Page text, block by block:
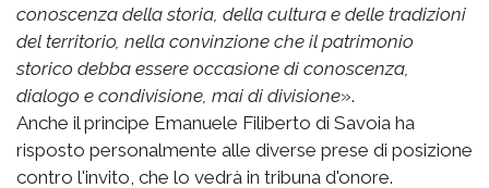
conoscenza della storia, della cultura e delle tradizioni
del territorio, nella convinzione che il patrimonio
storico debba essere occasione di conoscenza,
dialogo e condivisione, mai di divisione».
Anche il principe Emanuele Filiberto di Savoia ha
risposto personalmente alle diverse prese di posizione
contro l'invito, che lo vedrà in tribuna d'onore.